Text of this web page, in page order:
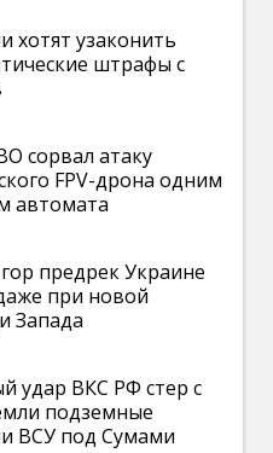
хотят узаконить
штрафы с
сорвал атаку
FPV-дрона одним
автомата
предрек Украине
при новой
Запада
удар ВКС РФ стер с
подземные
ВСУ под Сумами